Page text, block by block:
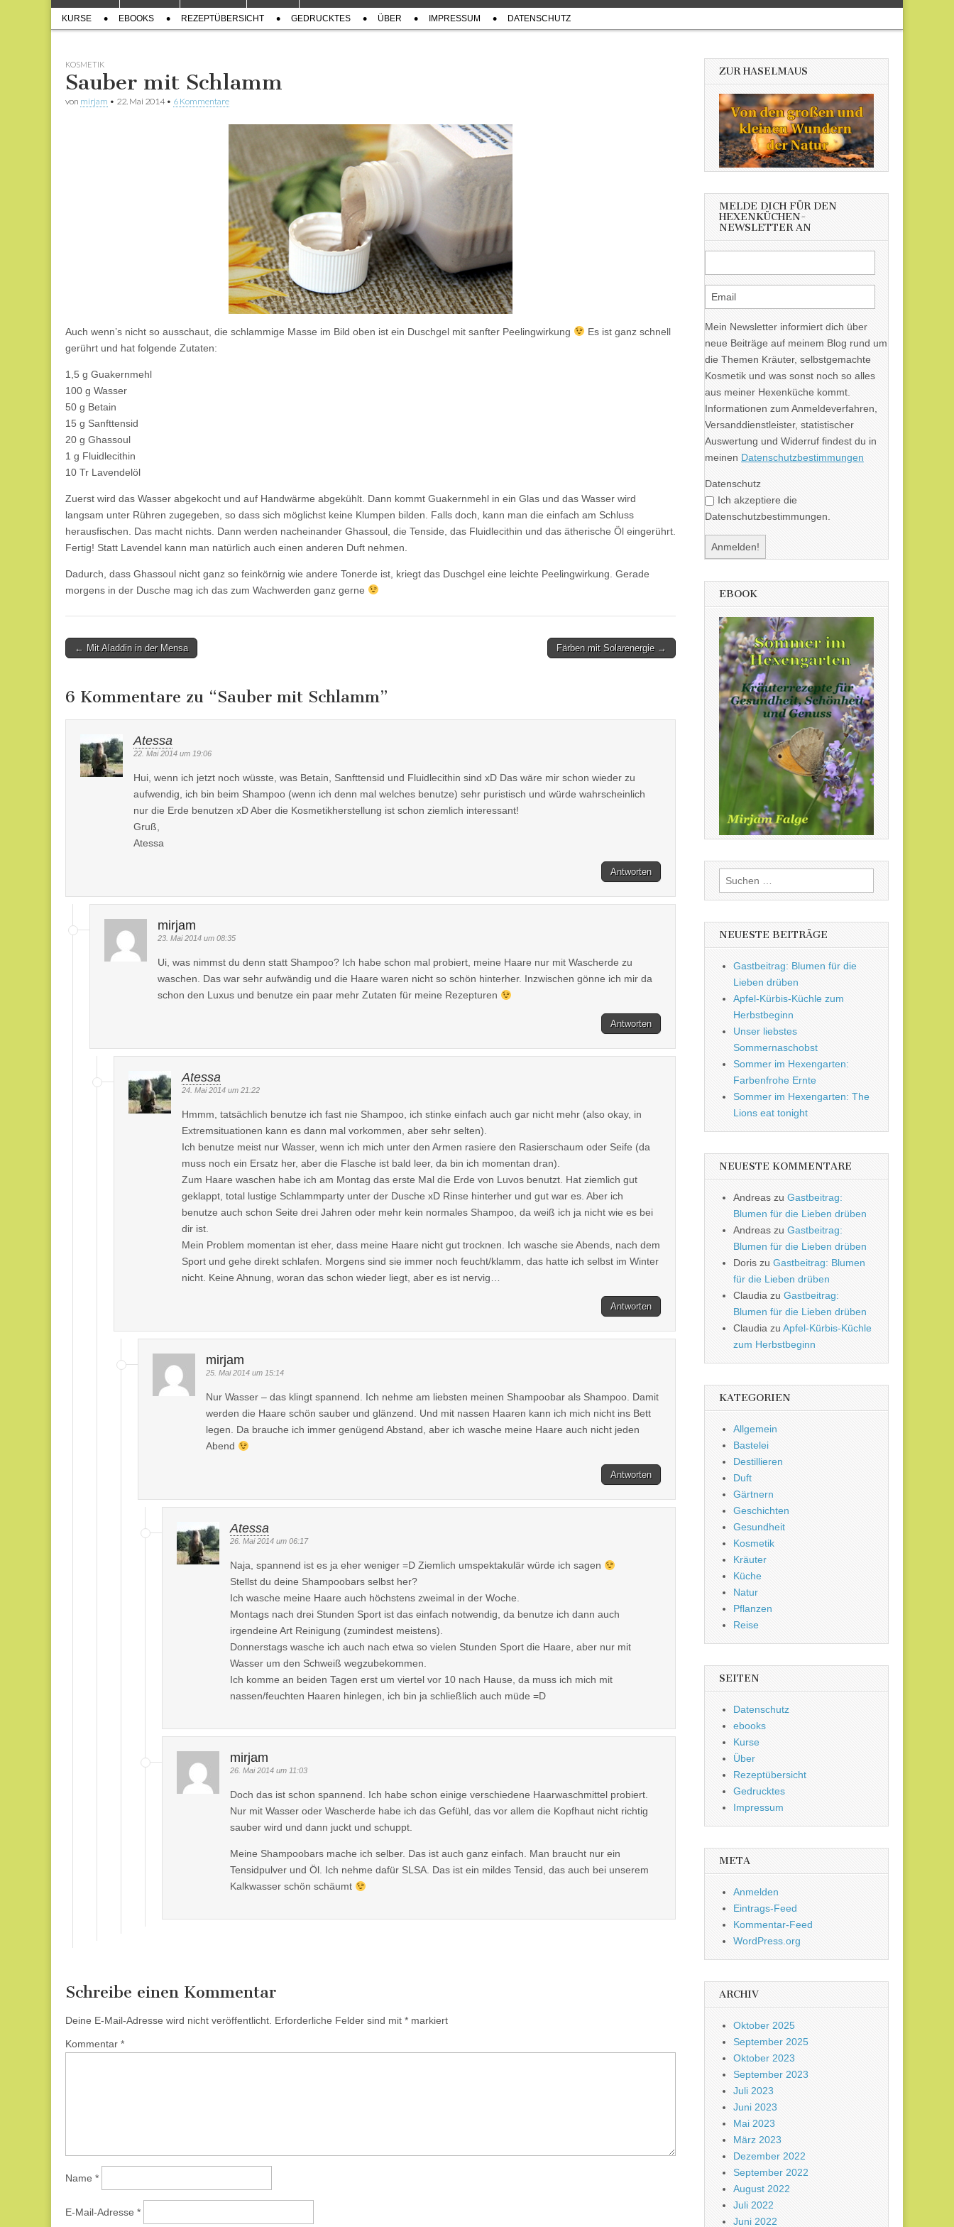
menu
content
Sub
menu
KURSE EBOOKS REZEPTÜBERSICHT GEDRUCKTES ÜBER IMPRESSUM DATENSCHUTZ
KOSMETIK
Sauber mit Schlamm
von mirjam • 22. Mai 2014• 6 Kommentare
Auch wenn’s nicht so ausschaut, die schlammige Masse im Bild oben ist ein Duschgel mit sanfter Peelingwirkung
Es ist ganz schnell
gerührt und hat folgende Zutaten:
1,5 g Guakernmehl
100 g Wasser
50 g Betain
15 g Sanfttensid
20 g Ghassoul
1 g Fluidlecithin
10 Tr Lavendelöl
Zuerst wird das Wasser abgekocht und auf Handwärme abgekühlt. Dann kommt Guakernmehl in ein Glas und das Wasser wird
langsam unter Rühren zugegeben, so dass sich möglichst keine Klumpen bilden. Falls doch, kann man die einfach am Schluss
herausfischen. Das macht nichts. Dann werden nacheinander Ghassoul, die Tenside, das Fluidlecithin und das ätherische Öl eingerührt.
Fertig! Statt Lavendel kann man natürlich auch einen anderen Duft nehmen.
Dadurch, dass Ghassoul nicht ganz so feinkörnig wie andere Tonerde ist, kriegt das Duschgel eine leichte Peelingwirkung. Gerade
morgens in der Dusche mag ich das zum Wachwerden ganz gerne
Post
← Mit Aladdin in der Mensa Färben mit Solarenergie →
6 Kommentare zu “Sauber mit Schlamm”
Atessa
22. Mai 2014 um 19:06
Hui, wenn ich jetzt noch wüsste, was Betain, Sanfttensid und Fluidlecithin sind xD Das wäre mir schon wieder zu
aufwendig, ich bin beim Shampoo (wenn ich denn mal welches benutze) sehr puristisch und würde wahrscheinlich
nur die Erde benutzen xD Aber die Kosmetikherstellung ist schon ziemlich interessant!
Gruß,
Atessa
Antworten
mirjam
23. Mai 2014 um 08:35
Ui, was nimmst du denn statt Shampoo? Ich habe schon mal probiert, meine Haare nur mit Wascherde zu
waschen. Das war sehr aufwändig und die Haare waren nicht so schön hinterher. Inzwischen gönne ich mir da
schon den Luxus und benutze ein paar mehr Zutaten für meine Rezepturen
Antworten
Atessa
24. Mai 2014 um 21:22
Hmmm, tatsächlich benutze ich fast nie Shampoo, ich stinke einfach auch gar nicht mehr (also okay, in
Extremsituationen kann es dann mal vorkommen, aber sehr selten).
Ich benutze meist nur Wasser, wenn ich mich unter den Armen rasiere den Rasierschaum oder Seife (da
muss noch ein Ersatz her, aber die Flasche ist bald leer, da bin ich momentan dran).
Zum Haare waschen habe ich am Montag das erste Mal die Erde von Luvos benutzt. Hat ziemlich gut
geklappt, total lustige Schlammparty unter der Dusche xD Rinse hinterher und gut war es. Aber ich
benutze auch schon Seite drei Jahren oder mehr kein normales Shampoo, da weiß ich ja nicht wie es bei
dir ist.
Mein Problem momentan ist eher, dass meine Haare nicht gut trocknen. Ich wasche sie Abends, nach dem
Sport und gehe direkt schlafen. Morgens sind sie immer noch feucht/klamm, das hatte ich selbst im Winter
nicht. Keine Ahnung, woran das schon wieder liegt, aber es ist nervig…
Antworten
mirjam
25. Mai 2014 um 15:14
Nur Wasser – das klingt spannend. Ich nehme am liebsten meinen Shampoobar als Shampoo. Damit
werden die Haare schön sauber und glänzend. Und mit nassen Haaren kann ich mich nicht ins Bett
legen. Da brauche ich immer genügend Abstand, aber ich wasche meine Haare auch nicht jeden
Abend
Antworten
Atessa
26. Mai 2014 um 06:17
Naja, spannend ist es ja eher weniger =D Ziemlich umspektakulär würde ich sagen
Stellst du deine Shampoobars selbst her?
Ich wasche meine Haare auch höchstens zweimal in der Woche.
Montags nach drei Stunden Sport ist das einfach notwendig, da benutze ich dann auch
irgendeine Art Reinigung (zumindest meistens).
Donnerstags wasche ich auch nach etwa so vielen Stunden Sport die Haare, aber nur mit
Wasser um den Schweiß wegzubekommen.
Ich komme an beiden Tagen erst um viertel vor 10 nach Hause, da muss ich mich mit
nassen/feuchten Haaren hinlegen, ich bin ja schließlich auch müde =D
mirjam
26. Mai 2014 um 11:03
Doch das ist schon spannend. Ich habe schon einige verschiedene Haarwaschmittel probiert.
Nur mit Wasser oder Wascherde habe ich das Gefühl, das vor allem die Kopfhaut nicht richtig
sauber wird und dann juckt und schuppt.
Meine Shampoobars mache ich selber. Das ist auch ganz einfach. Man braucht nur ein
Tensidpulver und Öl. Ich nehme dafür SLSA. Das ist ein mildes Tensid, das auch bei unserem
Kalkwasser schön schäumt
Schreibe einen Kommentar
Deine E-Mail-Adresse wird nicht veröffentlicht. Erforderliche Felder sind mit * markiert
Kommentar *
Name *
E-Mail-Adresse *
ZUR HASELMAUS
MELDE DICH FÜR DEN
HEXENKÜCHEN-
NEWSLETTER AN
Mein Newsletter informiert dich über
neue Beiträge auf meinem Blog rund um
die Themen Kräuter, selbstgemachte
Kosmetik und was sonst noch so alles
aus meiner Hexenküche kommt.
Informationen zum Anmeldeverfahren,
Versanddienstleister, statistischer
Auswertung und Widerruf findest du in
meinen Datenschutzbestimmungen
Datenschutz
Ich akzeptiere die
Datenschutzbestimmungen.
EBOOK
Suchen
nach:
NEUESTE BEITRÄGE
Gastbeitrag: Blumen für die
Lieben drüben
Apfel-Kürbis-Küchle zum
Herbstbeginn
Unser liebstes
Sommernaschobst
Sommer im Hexengarten:
Farbenfrohe Ernte
Sommer im Hexengarten: The
Lions eat tonight
NEUESTE KOMMENTARE
Andreas zu Gastbeitrag:
Blumen für die Lieben drüben
Andreas zu Gastbeitrag:
Blumen für die Lieben drüben
Doris zu Gastbeitrag: Blumen
für die Lieben drüben
Claudia zu Gastbeitrag:
Blumen für die Lieben drüben
Claudia zu Apfel-Kürbis-Küchle
zum Herbstbeginn
KATEGORIEN
Allgemein
Bastelei
Destillieren
Duft
Gärtnern
Geschichten
Gesundheit
Kosmetik
Kräuter
Küche
Natur
Pflanzen
Reise
SEITEN
Datenschutz
ebooks
Kurse
Über
Rezeptübersicht
Gedrucktes
Impressum
META
Anmelden
Eintrags-Feed
Kommentar-Feed
WordPress.org
ARCHIV
Oktober 2025
September 2025
Oktober 2023
September 2023
Juli 2023
Juni 2023
Mai 2023
März 2023
Dezember 2022
September 2022
August 2022
Juli 2022
Juni 2022